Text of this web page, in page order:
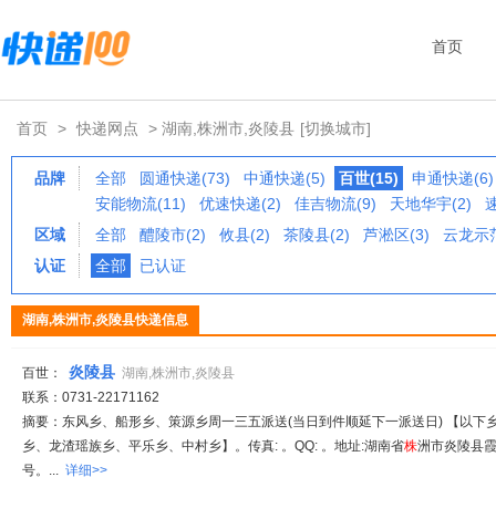
首页
首页 > 快递网点 > 湖南,株洲市,炎陵县 [切换城市]
品牌 全部 圆通快递(73) 中通快递(5) 百世(15)
申通快递(6)
安能物流(11)
优速快递(2) 佳吉物流(9) 天地华宇(2)
区域
全部 醴陵市(2) 攸县(2) 茶陵县(2) 芦淞区(3)
云龙示
认证
全部 已认证
湖南,株洲市,炎陵县快递信息
百世： 炎陵县 湖南,株洲市,炎陵县
联系：0731-22171162
摘要：东风乡、船形乡、策源乡周一三五派送(当日到件顺延下一派送日) 【以下
乡、龙渣瑶族乡、平乐乡、中村乡】。传真: 。QQ: 。地址:湖南省株洲市炎陵县
号。... 详细>>